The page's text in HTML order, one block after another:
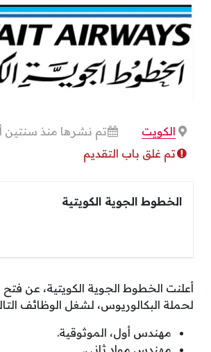
الكويت
تم نشرها منذ سنتين
تم غلق باب التقديم
الخطوط الجوية الكويتية
أعلنت الخطوط الجوية الكويتية، عن فتح
لحملة البكالوريوس، لشغل الوظائف
مهندس أول، الموثوقية.